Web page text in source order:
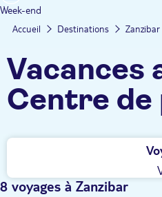
Week-end
Accueil Destinations Zanzibar
Vacances
Centre de
Zanzibar
8 voyages à Zanzibar